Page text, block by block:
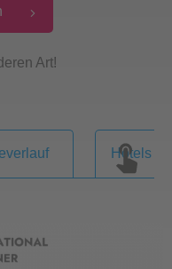
Art!
Hotels &